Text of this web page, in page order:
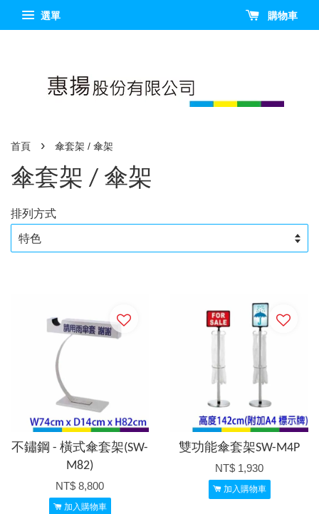
選單 購物車
首頁 › 傘套架 / 傘架
傘套架 / 傘架
排列方式
不鏽鋼 - 橫式傘套架(SW-
M82)
NT$ 8,800
加入購物車
雙功能傘套架SW-M4P
NT$ 1,930
加入購物車